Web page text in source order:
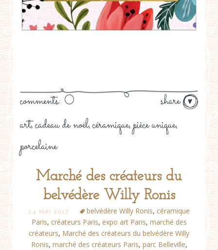
share
comments: 0
art, cadeau de noël, céramique, pièce unique,
porcelaine
Marché des créateurs du
belvédère Willy Ronis
24 MAI 2017 belvédère Willy Ronis, céramique
Paris, créateurs Paris, expo art Paris, marché des
créateurs, Marché des créateurs du belvédère Willy
Ronis, marché des créateurs Paris, parc Belleville,